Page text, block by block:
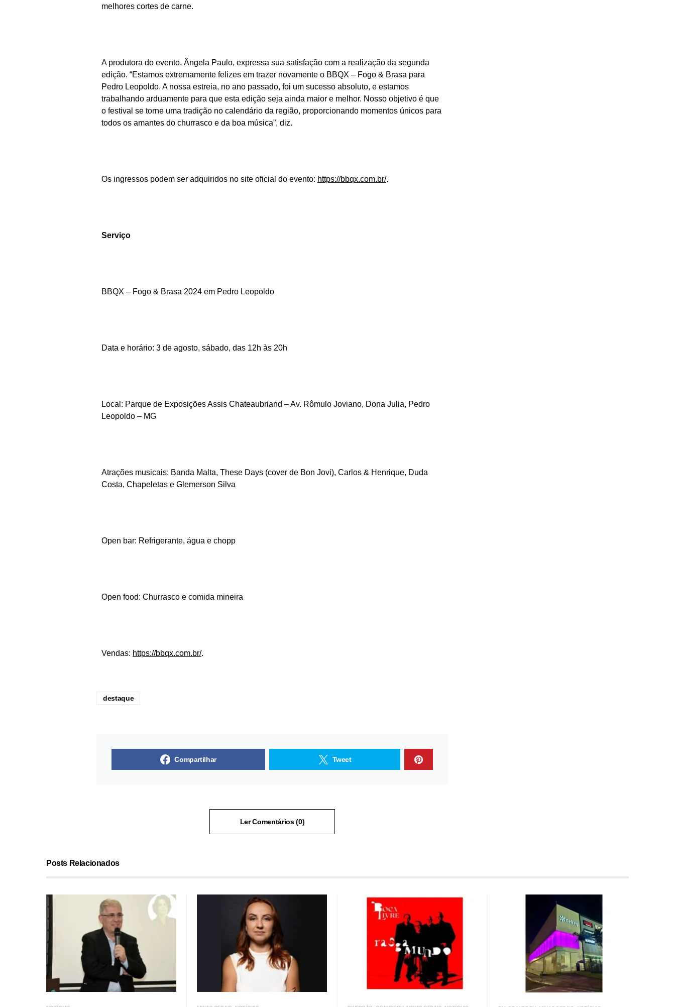
melhores cortes de carne.
A produtora do evento, Ângela Paulo, expressa sua satisfação com a realização da segunda
edição. “Estamos extremamente felizes em trazer novamente o BBQX – Fogo & Brasa para
Pedro Leopoldo. A nossa estreia, no ano passado, foi um sucesso absoluto, e estamos
trabalhando arduamente para que esta edição seja ainda maior e melhor. Nosso objetivo é que
o festival se torne uma tradição no calendário da região, proporcionando momentos únicos para
todos os amantes do churrasco e da boa música”, diz.
Os ingressos podem ser adquiridos no site oficial do evento: https://bbqx.com.br/.
Serviço
BBQX – Fogo & Brasa 2024 em Pedro Leopoldo
Data e horário: 3 de agosto, sábado, das 12h às 20h
Local: Parque de Exposições Assis Chateaubriand – Av. Rômulo Joviano, Dona Julia, Pedro
Leopoldo – MG
Atrações musicais: Banda Malta, These Days (cover de Bon Jovi), Carlos & Henrique, Duda
Costa, Chapeletas e Glemerson Silva
Open bar: Refrigerante, água e chopp
Open food: Churrasco e comida mineira
Vendas: https://bbqx.com.br/.
destaque
Compartilhar Tweet
Ler Comentários (0)
Posts Relacionados